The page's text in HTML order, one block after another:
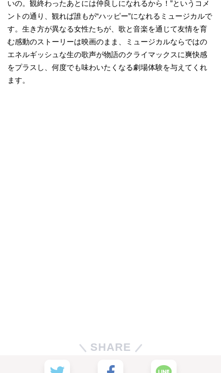
いの。観終わったあとには仲良しになれるから！”というコメ
ントの通り、観れば誰もが“ハッピー”になれるミュージカルで
す。生き方が異なる女性たちが、歌と音楽を通じて友情を育
む感動のストーリーは映画のまま、ミュージカルならではの
エネルギッシュな生の歌声が物語のクライマックスに爽快感
をプラスし、何度でも味わいたくなる劇場体験を与えてくれ
ます。
SHARE